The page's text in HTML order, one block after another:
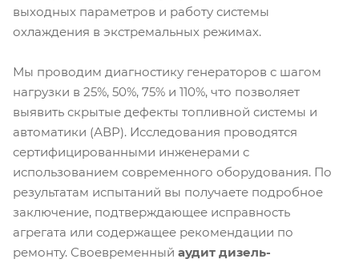
выходных параметров и работу системы
охлаждения в экстремальных режимах.
Мы проводим диагностику генераторов с шагом
нагрузки в 25%, 50%, 75% и 110%, что позволяет
выявить скрытые дефекты топливной системы и
автоматики (АВР). Исследования проводятся
сертифицированными инженерами с
использованием современного оборудования. По
результатам испытаний вы получаете подробное
заключение, подтверждающее исправность
агрегата или содержащее рекомендации по
ремонту. Своевременный аудит дизель-